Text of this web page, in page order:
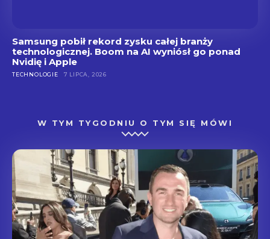
Samsung pobił rekord zysku całej branży
technologicznej. Boom na AI wyniósł go ponad
Nvidię i Apple
TECHNOLOGIE 7 LIPCA, 2026
W TYM TYGODNIU O TYM SIĘ MÓWI